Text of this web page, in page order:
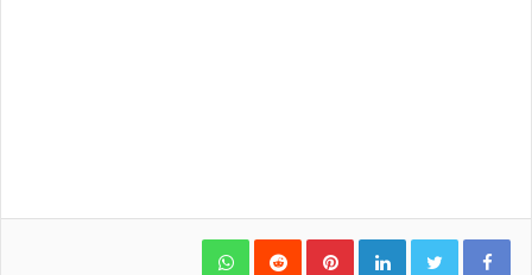
LinkedIn
Pinterest
WhatsApp